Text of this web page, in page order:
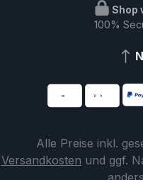
Shop
100%
Alle Preise inkl.
Versandkosten und ggf.